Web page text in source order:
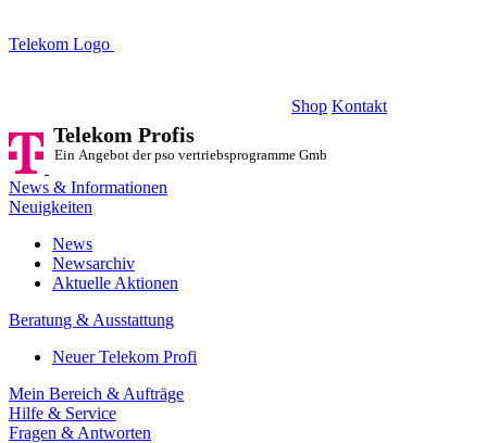
Telekom Logo
Shop Kontakt
Telekom Profis
Ein Angebot der pso vertriebsprogramme GmbH
News & Informationen
Neuigkeiten
News
Newsarchiv
Aktuelle Aktionen
Beratung & Ausstattung
Neuer Telekom Profi
Mein Bereich & Aufträge
Hilfe & Service
Fragen & Antworten